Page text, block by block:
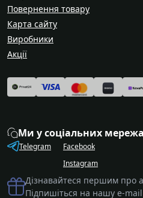
Повернення товару
Карта сайту
Виробники
Акції
Ми у соціальних
Telegram
Facebook
Instagram
Дізнавайтеся першим про
Підпишіться на нашу e-